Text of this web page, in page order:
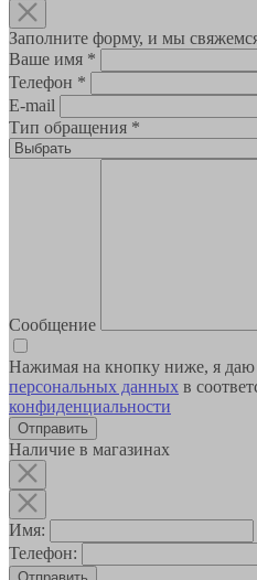
Заполните форму, и мы
Ваше имя *
Телефон *
E-mail
Тип обращения *
Сообщение
Нажимая на кнопку ниже, я даю
персональных данных в
конфиденциальности
Наличие в магазинах
Имя:
Телефон: